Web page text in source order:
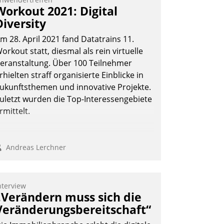
fürs Quartier.
zeigte Datatrain, was es
zu bieten hat.
Nadja Hußmann
2021: Digital
28. April 2021 fand Datatrains 11.
statt, diesmal als rein virtuelle
Über 100 Teilnehmer
straff organisierte Einblicke in
und innovative Projekte.
wurden die Top-Interessengebiete
Andreas Lerchner
muss sich die